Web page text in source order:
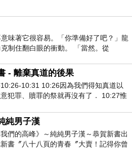
味著它很容易。「你準備好了吧？」龍
制住翻白眼的衝動。 「當然。從
- 離棄真道的後果
10:31 10:26因為我們得知真道以
犯罪、贖罪的祭就再沒有了． 10:27惟
審判和那燒滅眾敵人的烈火
純男子漢
們的高峰》～純純男子漢～恭賀新書出
書〞八十八頁的青春〞大賣！記得你曾